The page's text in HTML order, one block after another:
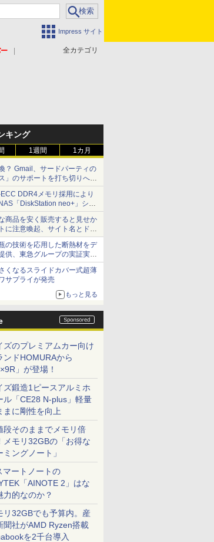
Impress サイト
全カテゴリ
キング
1週間 1カ月
？ Gmail、サードパーティの
」のサポートを打ち切りへ
】
DDR4メモリ採用により
「DiskStation neo+」シリ
導入でき、ECCメモリへの
可能
商品を安く販売すると見せか
に注意喚起、サイト名とドメ
の技術を応用した断熱材をデ
供、東急グループの実証実験
封真空断熱パネル TIVIP」
くなるスライドカバー式超薄
サプライが発売
もっと見る
ズのプレミアムカー向け
ンドHOMURAから
」が登場！
ズ鍛造1ピースアルミホ
ル「CE28 N-plus」軽量
まに剛性を向上
段そのままでメモリ倍
メモリ32GBの「お得な
ミングノート」
マートノートの
「AINOTE 2」はな
力的なのか？
リ32GBでも予算内。産
聞社がAMD Ryzen搭載
を2千台導入